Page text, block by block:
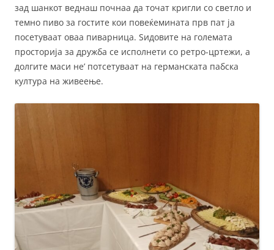
зад шанкот веднаш почнаа да точат кригли со светло и
темно пиво за гостите кои повеќемината прв пат ја
посетуваат оваа пиварница. Ѕидовите на големата
просторија за дружба се исполнети со ретро-цртежи, а
долгите маси не’ потсетуваат на германската пабска
култура на живеење.